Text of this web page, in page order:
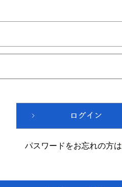
パスワードをお忘れの方は